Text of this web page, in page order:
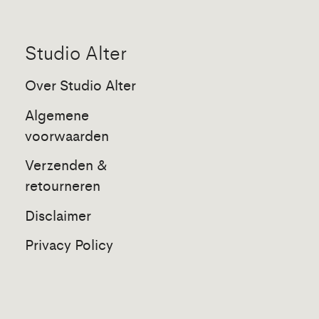
Studio Alter
Over Studio Alter
Algemene
voorwaarden
Verzenden &
retourneren
Disclaimer
Privacy Policy